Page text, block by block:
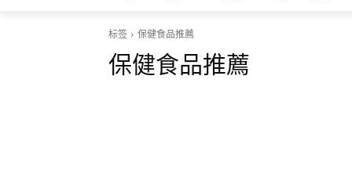
标签 保健食品推薦
保健食品推薦